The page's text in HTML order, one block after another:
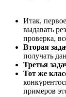
Итак,
выдавать
проверка,
Вторая
получать
Третья
Тот же
примеров